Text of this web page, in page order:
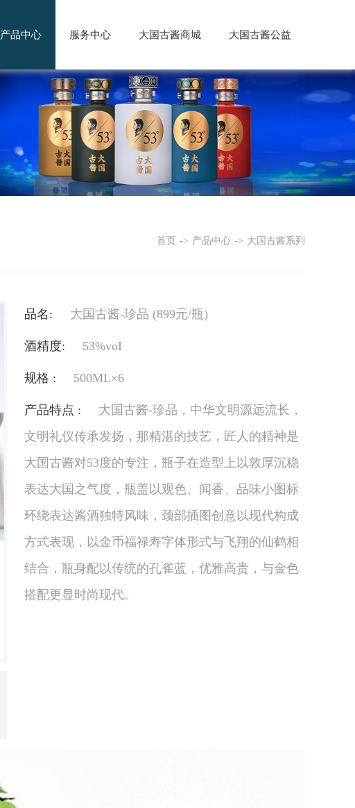
产品中心 服务中心 大国古酱商城 大国古酱公益
首页 -> 产品中心 -> 大国古酱系列
品名: 大国古酱-珍品 (899元/瓶)
酒精度: 53%voI
规格 : 500ML×6
产品特点 :
大国古酱-珍品，中华文明源远流长，
文明礼仪传承发扬，那精湛的技艺，匠人的精神是
大国古酱对53度的专注，瓶子在造型上以敦厚沉稳
表达大国之气度，瓶盖以观色、闻香、品味小图标
环绕表达酱酒独特风味，颈部插图创意以现代构成
方式表现，以金币福禄寿字体形式与飞翔的仙鹤相
结合，瓶身配以传统的孔雀蓝，优雅高贵，与金色
搭配更显时尚现代。